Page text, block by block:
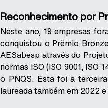
Reconhecimento por
Neste ano, 19 empresas
conquistou o Prêmio
AESabesp através do
normas ISO (ISO 9001, ISO
o PNQS. Esta foi a
laureada também em 2022